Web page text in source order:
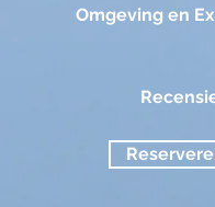
Omgeving en